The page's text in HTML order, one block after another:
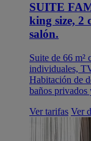
SUITE
king size, 2
salón.
Suite de 66 m²
individuales,
Habitación de
baños privados
Ver tarifas Ver